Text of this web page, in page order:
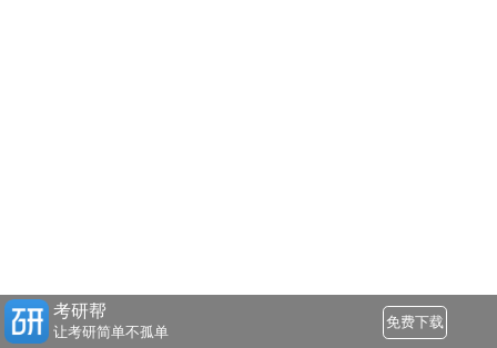
考研帮
让考研简单不孤单
免费下载